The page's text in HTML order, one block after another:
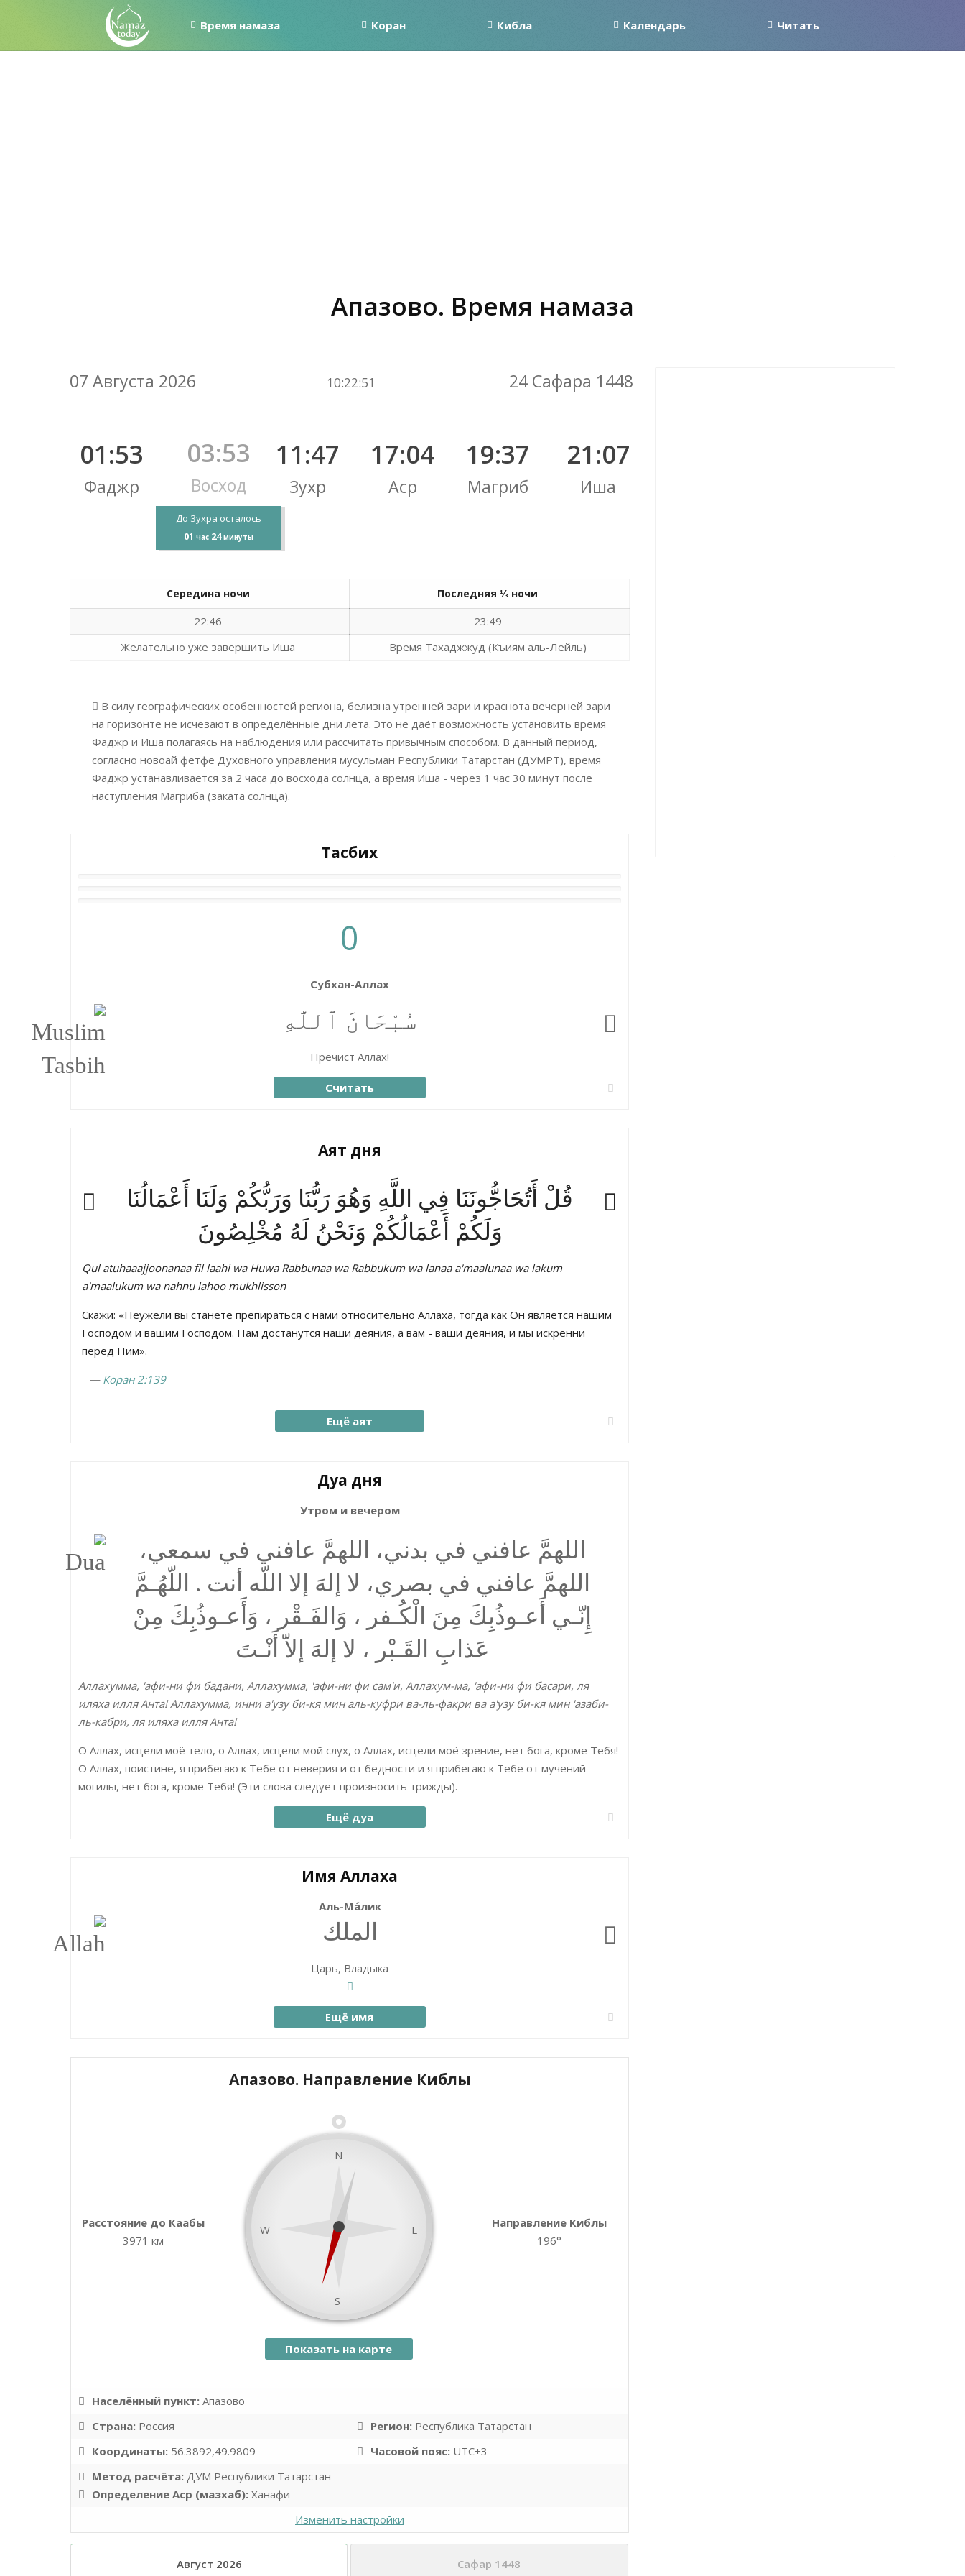
Время намаза Коран Кибла Календарь Читать
Апазово. Время намаза
07 Августа 2026 10:22:52 24 Сафара 1448
01:53
Фаджр
03:53
Восход
До Зухра осталось
01 час 24 минуты
11:47
Зухр
17:04
Аср
19:37
Магриб
21:07
Иша
Середина ночи Последняя ⅓ ночи
22:46
23:49
Желательно уже завершить Иша
Время Тахаджжуд (Къиям аль-Лейль)
В силу географических особенностей региона, белизна утренней зари и краснота вечерней зари
на горизонте не исчезают в определённые дни лета. Это не даёт возможность установить время
Фаджр и Иша полагаясь на наблюдения или рассчитать привычным способом. В данный период,
согласно новоай фетфе Духовного управления мусульман Республики Татарстан (ДУМРТ), время
Фаджр устанавливается за 2 часа до восхода солнца, а время Иша - через 1 час 30 минут после
наступления Магриба (заката солнца).
Тасбих
0
Субхан-Аллах
سُبْحَانَ ٱللَّٰهِ
Пречист Аллах!
Считать
Аят дня
قُلْ أَتُحَاجُّونَنَا فِي اللَّهِ وَهُوَ رَبُّنَا وَرَبُّكُمْ وَلَنَا أَعْمَالُنَا
وَلَكُمْ أَعْمَالُكُمْ وَنَحْنُ لَهُ مُخْلِصُونَ
Qul atuhaaajjoonanaa fil laahi wa Huwa Rabbunaa wa Rabbukum wa lanaa a'maalunaa wa lakum
a'maalukum wa nahnu lahoo mukhlisson
Скажи: «Неужели вы станете препираться с нами относительно Аллаха, тогда как Он является нашим
Господом и вашим Господом. Нам достанутся наши деяния, а вам - ваши деяния, и мы искренни
перед Ним».
— Коран 2:139
Ещё аят
Дуа дня
Утром и вечером
اللهمَّ عافني في بدني، اللهمَّ عافني في سمعي،
اللهمَّ عافني في بصري، لا إلهَ إلا اللّه أنت . اللّهُـمَّ
إِنّـي أَعـوذُبِكَ مِنَ الْكُـفر ، وَالفَـقْر ، وَأَعـوذُبِكَ مِنْ
عَذابِ القَـبْر ، لا إلهَ إلاّ أَنْـتَ
Аллахумма, 'афи-ни фи бадани, Аллахумма, 'афи-ни фи сам'и, Аллахум-ма, 'афи-ни фи басари, ля
иляха илля Анта! Аллахумма, инни а'узу би-кя мин аль-куфри ва-ль-факри ва а'узу би-кя мин 'азаби-
ль-кабри, ля иляха илля Анта!
О Аллах, исцели моё тело, о Аллах, исцели мой слух, о Аллах, исцели моё зрение, нет бога, кроме Тебя!
О Аллах, поистине, я прибегаю к Тебе от неверия и от бедности и я прибегаю к Тебе от мучений
могилы, нет бога, кроме Тебя! (Эти слова следует произносить трижды).
Ещё дуа
Имя Аллаха
Аль-Ма́лик
الملك
Царь, Владыка
Ещё имя
Апазово. Направление Киблы
Расстояние до Каабы
3971 км
N
E
W
S
Направление Киблы
196°
Показать на карте
Населённый пункт: Апазово
Страна: Россия Регион: Республика Татарстан
Координаты: 56.3892,49.9809 Часовой пояс: UTC+3
Метод расчёта: ДУМ Республики Татарстан
Определение Аср (мазхаб): Ханафи
Изменить настройки
Август 2026 Сафар 1448